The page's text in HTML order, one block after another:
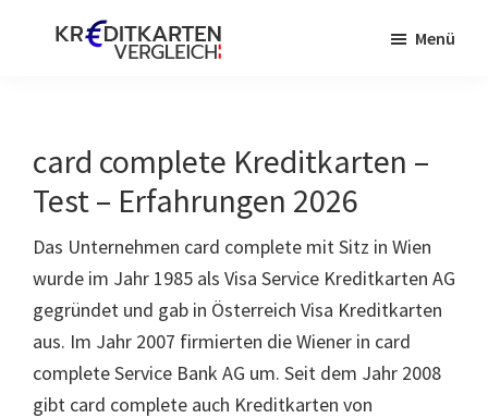
Seitenspalte
Menü
card complete Kreditkarten –
Test – Erfahrungen 2026
Das Unternehmen card complete mit Sitz in Wien
wurde im Jahr 1985 als Visa Service Kreditkarten AG
gegründet und gab in Österreich Visa Kreditkarten
aus. Im Jahr 2007 firmierten die Wiener in card
complete Service Bank AG um. Seit dem Jahr 2008
gibt card complete auch Kreditkarten von